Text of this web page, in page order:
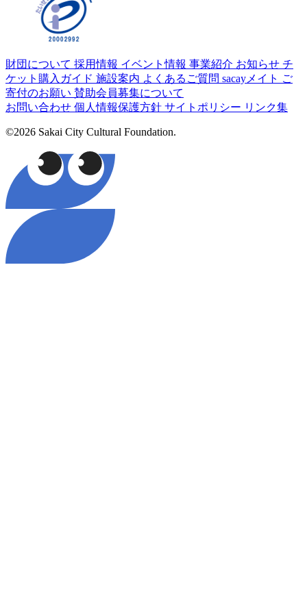
財団について 採用情報 イベント情報 事業紹介 お知らせ チ
ケット購入ガイド 施設案内 よくあるご質問 sacayメイト ご
寄付のお願い 賛助会員募集について
お問い合わせ 個人情報保護方針 サイトポリシー リンク集
©2026 Sakai City Cultural Foundation.